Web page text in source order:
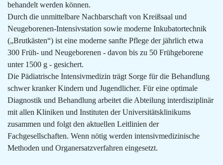
behandelt werden können.
Durch die unmittelbare Nachbarschaft von Kreißsaal und
Neugeborenen-Intensivstation sowie moderne Inkubatortechnik
(„Brutkästen“) ist eine moderne sanfte Pflege der jährlich etwa
300 Früh- und Neugeborenen - davon bis zu 50 Frühgeborene
unter 1500 g - gesichert.
Die Pädiatrische Intensivmedizin trägt Sorge für die Behandlung
schwer kranker Kindern und Jugendlicher. Für eine optimale
Diagnostik und Behandlung arbeitet die Abteilung interdisziplinär
mit allen Kliniken und Instituten der Universitätsklinikums
zusammen und folgt den aktuellen Leitlinien der
Fachgesellschaften. Wenn nötig werden intensivmedizinische
Methoden und Organersatzverfahren eingesetzt.